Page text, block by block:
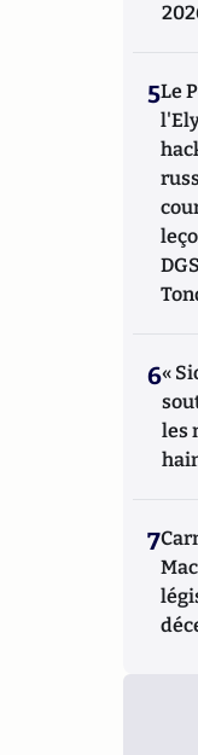
5Le
6«
les
7